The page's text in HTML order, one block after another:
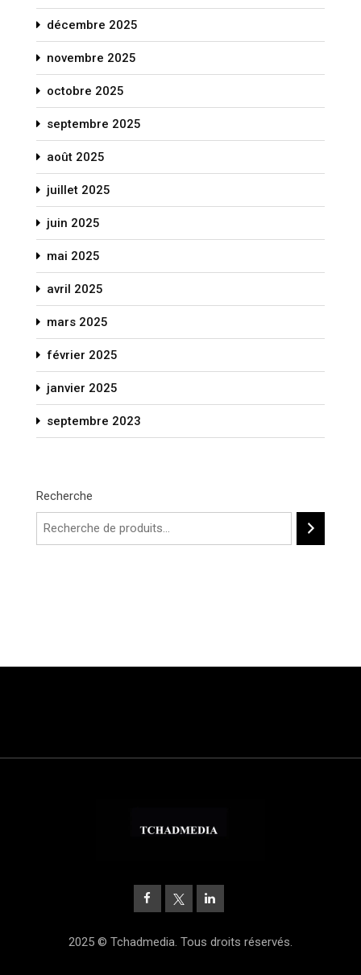
décembre 2025
novembre 2025
octobre 2025
septembre 2025
août 2025
juillet 2025
juin 2025
mai 2025
avril 2025
mars 2025
février 2025
janvier 2025
septembre 2023
Recherche
2025 © Tchadmedia. Tous droits réservés.